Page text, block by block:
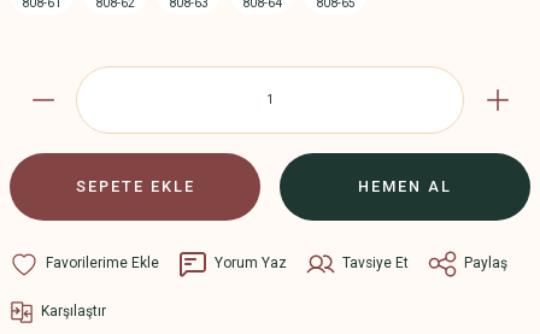
SEPETE EKLE HEMEN AL
Yorum Yaz Tavsiye Et Paylaş
Karşılaştır